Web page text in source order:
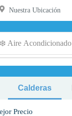
Nuestra Ubicación
❄️ Aire Acondicionado
Calderas
Precio